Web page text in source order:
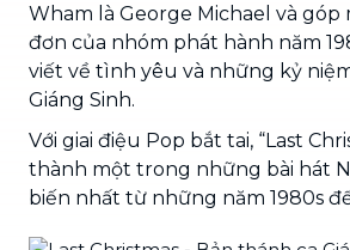
Wham là George Michael và góp
đơn của nhóm phát hành năm
viết về tình yêu và những kỷ
Giáng Sinh.
Với giai điệu Pop bắt tai, “Last
thành một trong những bài hát
biến nhất từ những năm 1980s